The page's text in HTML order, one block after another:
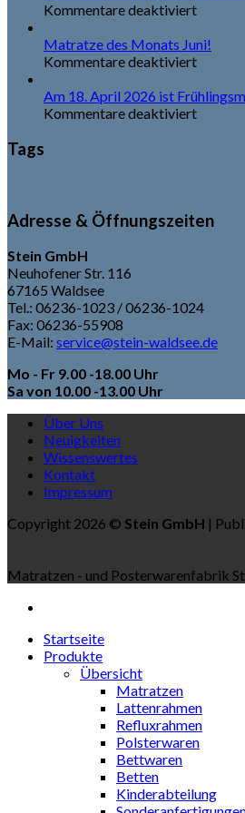
Kommentare deaktiviertfür
Rabatt
auf
unsere
Matratze des Monats Juni!
Kommentare deaktiviertfür
des
Monats
Am 18. April 2026 ist
Kommentare deaktiviertfür
10%
auf
alles
Tags
Adresse & Öffnungszeiten
Stein GmbH
Neuhofener Str. 116
67165 Waldsee
Tel.: 06236-1023 / 06236-1024
Fax: 06236-55908
E-Mail: service@stein-waldsee.de
Mo - Fr 9.00 -18.00 Uhr
Sa von 10.00 -13.00 Uhr
Über Uns
Neuigkeiten
Wissenswertes
Kontakt
Impressum
Copyright 2026 © Stein GmbH |
Matratzen - und Posterwarenfabrik
Startseite
Produkte
Übersicht
Matratzen
Lattenrahmen
Refluxrahmen
Polsterwaren
Bettwaren
Betten
Kinderabteilung